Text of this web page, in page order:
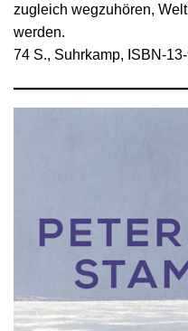
zugleich wegzuhören,
werden.
74 S., Suhrkamp, ISBN-